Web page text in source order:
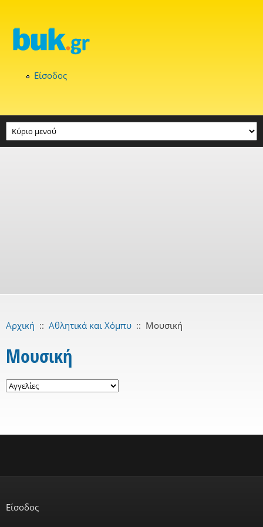
Είσοδος
Αρχική :: Αθλητικά και Χόμπυ :: Μουσική
Μουσική
Είσοδος